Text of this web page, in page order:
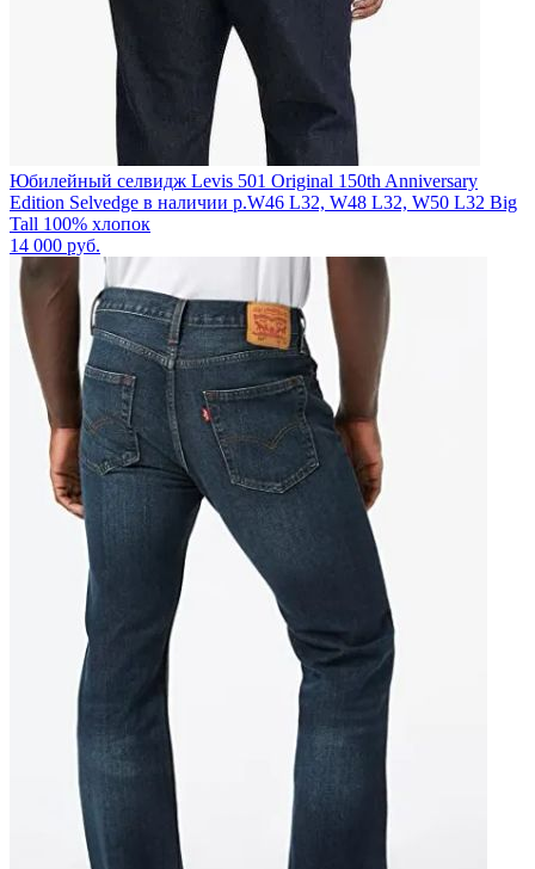
Юбилейный селвидж Levis 501 Original 150th Anniversary
Edition Selvedge в наличии р.W46 L32, W48 L32, W50 L32 Big
Tall 100% хлопок
14 000 руб.